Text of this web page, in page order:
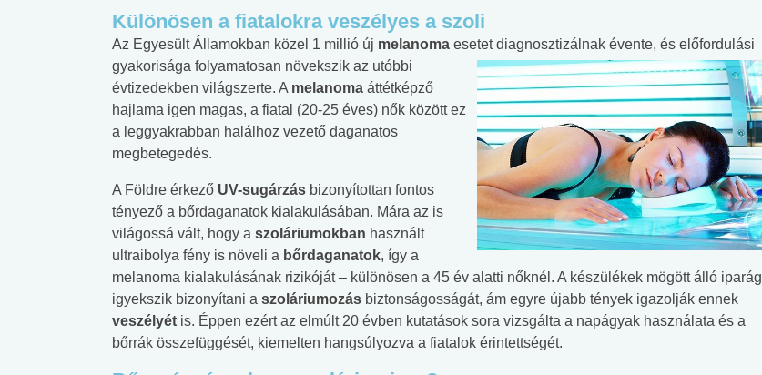
Különösen a fiatalokra veszélyes a szoli
Az Egyesült Államokban közel 1 millió új melanoma esetet diagnosztizálnak évente, és előfordulási
gyakorisága folyamatosan növekszik az utóbbi
évtizedekben világszerte. A melanoma áttétképző
hajlama igen magas, a fiatal (20-25 éves) nők között ez
a leggyakrabban halálhoz vezető daganatos
megbetegedés.
A Földre érkező UV-sugárzás bizonyítottan fontos
tényező a bőrdaganatok kialakulásában. Mára az is
világossá vált, hogy a szoláriumokban használt
ultraibolya fény is növeli a bőrdaganatok, így a
melanoma kialakulásának rizikóját – különösen a 45 év alatti nőknél. A készülékek mögött álló iparág
igyekszik bizonyítani a szoláriumozás biztonságosságát, ám egyre újabb tények igazolják ennek
veszélyét is. Éppen ezért az elmúlt 20 évben kutatások sora vizsgálta a napágyak használata és a
bőrrák összefüggését, kiemelten hangsúlyozva a fiatalok érintettségét.